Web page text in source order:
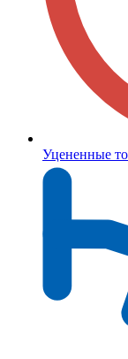
Уцененные